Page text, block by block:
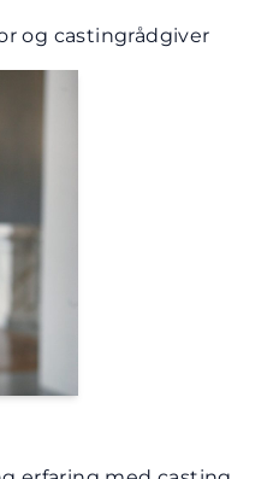
og castingrådgiver